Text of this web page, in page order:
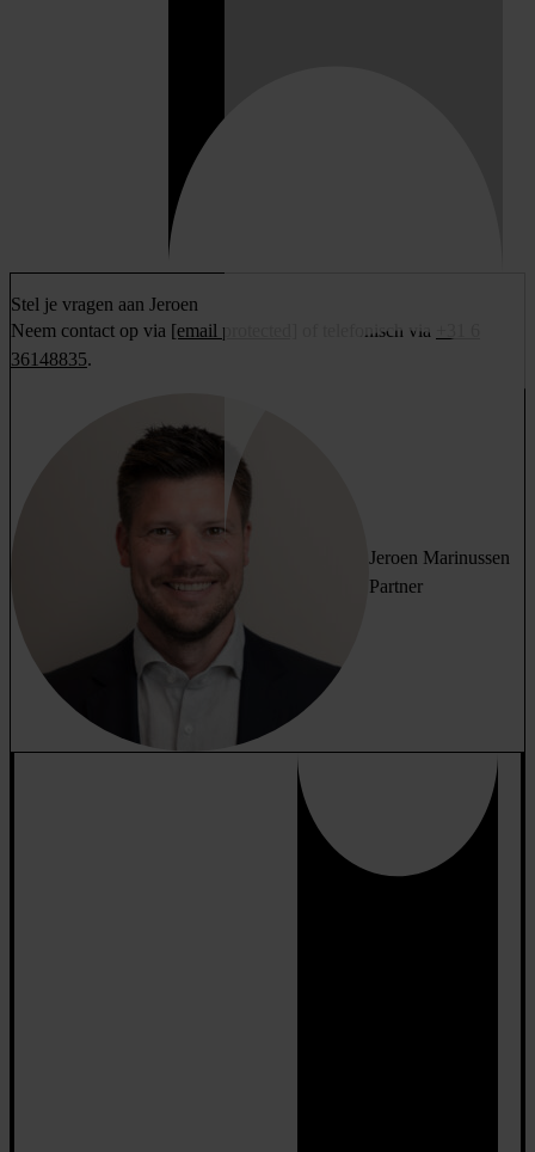
Stel je vragen aan Jeroen
Neem contact op via [email protected] of telefonisch via
36148835.
Jeroen Marinussen
Partner